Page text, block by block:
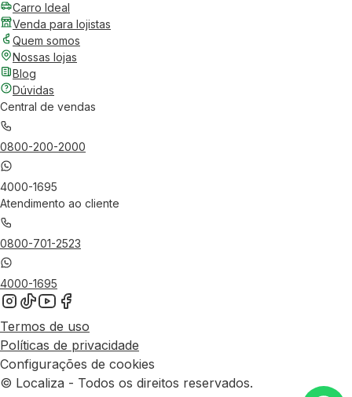
Carro Ideal
Venda para lojistas
Quem somos
Nossas lojas
Blog
Dúvidas
Central de vendas
0800-200-2000
4000-1695
Atendimento ao cliente
0800-701-2523
4000-1695
Termos de uso
Políticas de privacidade
Configurações de cookies
© Localiza - Todos os direitos reservados.